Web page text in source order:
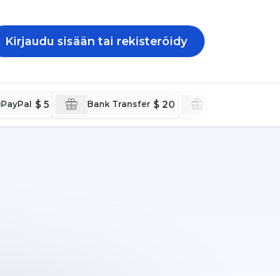
Kirjaudu sisään tai rekisteröidy
PayPal $ 5 Bank Transfer $ 20